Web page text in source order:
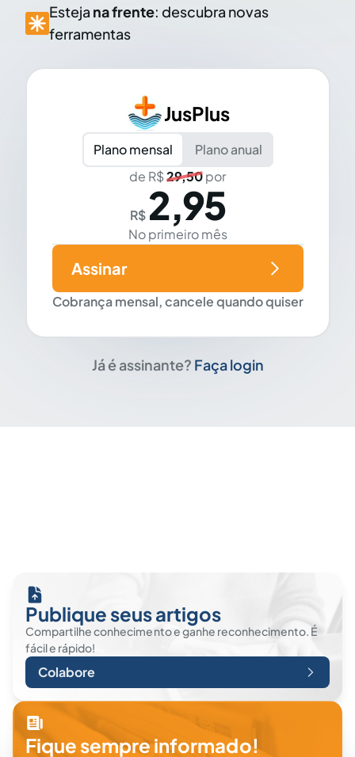
Esteja na frente: descubra novas
ferramentas
JusPlus
Plano mensal
Plano anual
de R$29,50por
R$ 2,95
No primeiro mês
Cobrança mensal, cancele quando quiser
Assinar
Já é assinante? Faça login
Publique seus artigos
Compartilhe conhecimento e ganhe reconhecimento. É
fácil e rápido!
Colabore
Fique sempre informado!